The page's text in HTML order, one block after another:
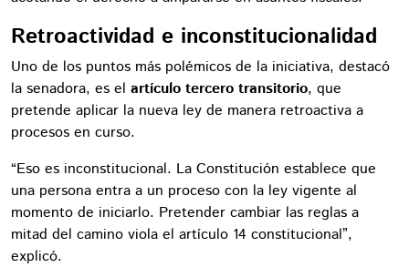
Retroactividad e inconstitucionalidad
Uno de los puntos más polémicos de la iniciativa, destacó
la senadora, es el artículo tercero transitorio, que
pretende aplicar la nueva ley de manera retroactiva a
procesos en curso.
“Eso es inconstitucional. La Constitución establece que
una persona entra a un proceso con la ley vigente al
momento de iniciarlo. Pretender cambiar las reglas a
mitad del camino viola el artículo 14 constitucional”,
explicó.